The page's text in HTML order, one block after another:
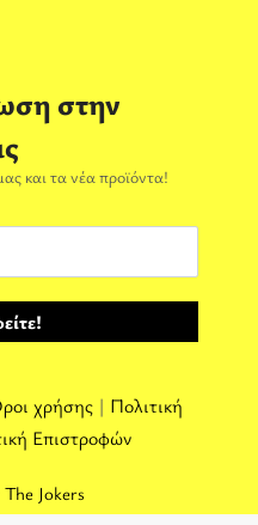
στην
και τα νέα προϊόντα!
χρήσης | Πολιτική
Επιστροφών
The Jokers